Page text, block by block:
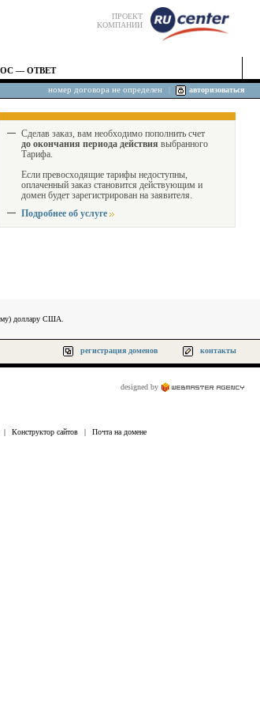
ПРОЕКТ
КОМПАНИИ
— ОТВЕТ
номер договора не определен авторизоваться
Сделав заказ, вам необходимо пополнить счет
до окончания периода действия выбранного
Тарифа.
Если превосходящие тарифы недоступны,
оплаченный заказ становится действующим и
домен будет зарегистрирован на заявителя.
Подробнее об услуге
доллару США.
регистрация доменов контакты
designed by
| Конструктор сайтов | Почта на домене